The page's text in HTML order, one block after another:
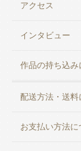
アクセス
インタビュー
作品の持ち込み
配送方法・送料
お支払い方法に